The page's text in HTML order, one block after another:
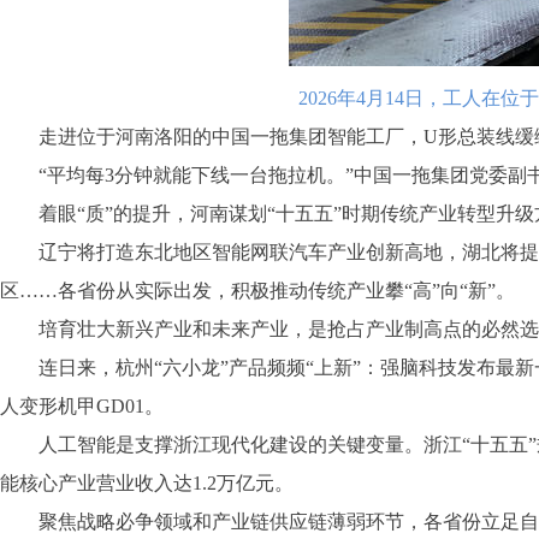
2026年4月14日，工人在位
走进位于河南洛阳的中国一拖集团智能工厂，U形总装线缓
“平均每3分钟就能下线一台拖拉机。”中国一拖集团党委副
着眼“质”的提升，河南谋划“十五五”时期传统产业转型升级
辽宁将打造东北地区智能网联汽车产业创新高地，湖北将提
区……各省份从实际出发，积极推动传统产业攀“高”向“新”。
培育壮大新兴产业和未来产业，是抢占产业制高点的必然
连日来，杭州“六小龙”产品频频“上新”：强脑科技发布最新
人变形机甲GD01。
人工智能是支撑浙江现代化建设的关键变量。浙江“十五五”
能核心产业营业收入达1.2万亿元。
聚焦战略必争领域和产业链供应链薄弱环节，各省份立足自